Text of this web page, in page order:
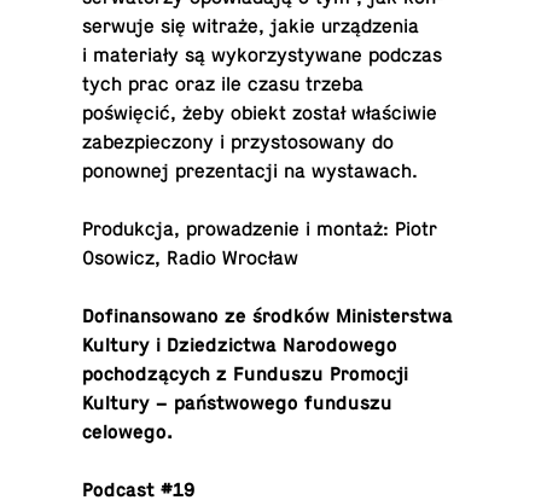
ser­wuje się witraże, jakie urządzenia
i materiały są wyko­rzysty­wane podczas
tych prac oraz ile czasu trzeba
poświęcić, żeby obiekt został właściwie
zabez­piec­zony i przys­tosowany do
ponownej prezen­tacji na wystawach.
Pro­dukcja, prowadze­nie i montaż: Piotr
Osowicz, Radio Wrocław
Do­fi­nan­sowano ze środków Min­is­terstwa
Kultury i Dziedz­ictwa Nar­o­dowego
pochodzących z Fun­duszu Pro­mocji
Kultury – państwowego fun­duszu
celowego.
Podcast #19